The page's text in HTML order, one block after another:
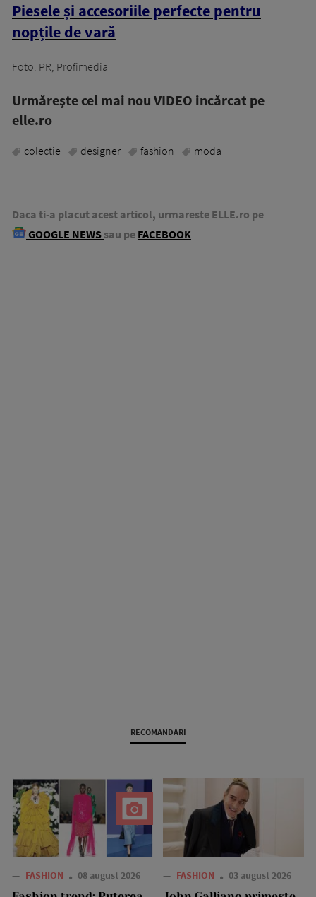
Piesele și accesoriile perfecte pentru
nopțile de vară
Foto: PR, Profimedia
Urmăreşte cel mai nou VIDEO incărcat pe
elle.ro
colectie designer fashion moda
Daca ti-a placut acest articol, urmareste ELLE.ro pe
GOOGLE NEWS sau pe FACEBOOK
RECOMANDARI
— FASHION 08 august 2026 — FASHION 03 august 2026